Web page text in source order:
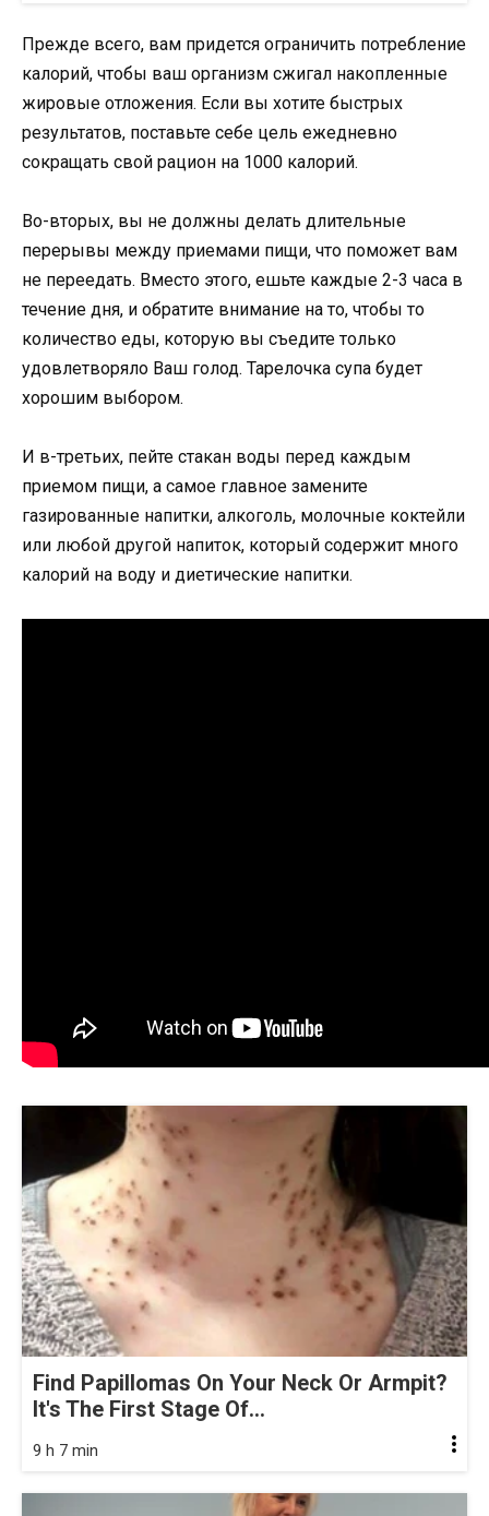
Прежде всего, вам придется ограничить потребление
калорий, чтобы ваш организм сжигал накопленные
жировые отложения. Если вы хотите быстрых
результатов, поставьте себе цель ежедневно
сокращать свой рацион на 1000 калорий.
Во-вторых, вы не должны делать длительные
перерывы между приемами пищи, что поможет вам
не переедать. Вместо этого, ешьте каждые 2-3 часа в
течение дня, и обратите внимание на то, чтобы то
количество еды, которую вы съедите только
удовлетворяло Ваш ​​голод. Тарелочка супа будет
хорошим выбором.
И в-третьих, пейте стакан воды перед каждым
приемом пищи, а самое главное замените
газированные напитки, алкоголь, молочные коктейли
или любой другой напиток, который содержит много
калорий на воду и диетические напитки.
Find Papillomas On Your Neck Or Armpit?
It's The First Stage Of...
9 h 7 min